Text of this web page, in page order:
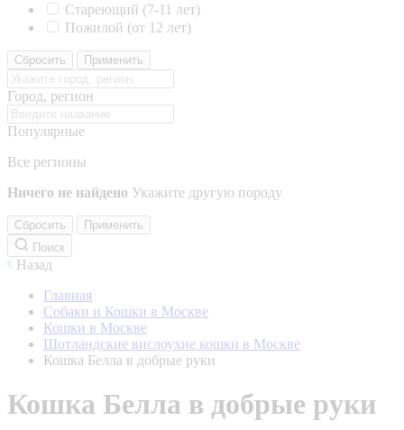
Стареющий (7-11 лет)
Пожилой (от 12 лет)
Сбросить Применить
Город, регион
Популярные
Все регионы
Ничего не найдено Укажите другую породу
Сбросить
Применить
Поиск
Назад
Главная
Собаки и Кошки в Москве
Кошки в Москве
Шотландские вислоухие кошки в Москве
Кошка Белла в добрые руки
Кошка Белла в добрые руки